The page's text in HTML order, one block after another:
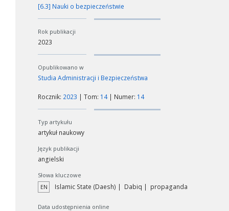
[6.3] Nauki o bezpieczeństwie
Rok publikacji
2023
Opublikowano w
Studia Administracji i Bezpieczeństwa
Rocznik: 2023 | Tom: 14| Numer: 14
Typ artykułu
artykuł naukowy
Język publikacji
angielski
Słowa kluczowe
EN
Islamic State (Daesh) Dabiq propaganda
Data udostępnienia online